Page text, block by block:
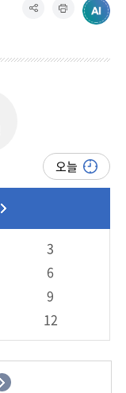
오늘
3
6
9
12